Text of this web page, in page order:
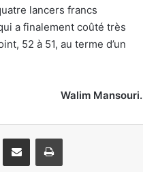
lancers francs
a finalement coûté très
52 à 51, au terme d’un
Walim Mansouri.
Partager par email Imprimer